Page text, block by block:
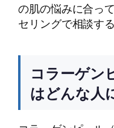
の肌の悩みに合っ
セリングで相談す
コラーゲン
はどんな人